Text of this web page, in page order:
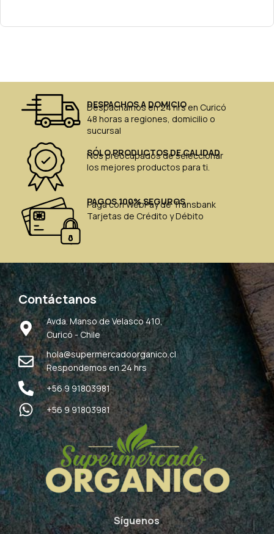
DESPACHOS A DOMICIO
Despachamos en 24 hrs en Curicó
48 horas a regiones, domicilio o
sucursal
SÓLO PRODUCTOS DE CALIDAD
Nos preocupados de seleccionar
los mejores productos para ti.
PAGOS 100% SEGUROS
Paga con WebPay de Transbank
Tarjetas de Crédito y Débito
Contáctanos
Avda. Manso de Velasco 410,
Curicó - Chile
hola@supermercadoorganico.cl
Respondemos en 24 hrs
+56 9 91803981
+56 9 91803981
Síguenos